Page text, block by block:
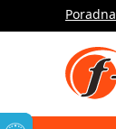
Poradna